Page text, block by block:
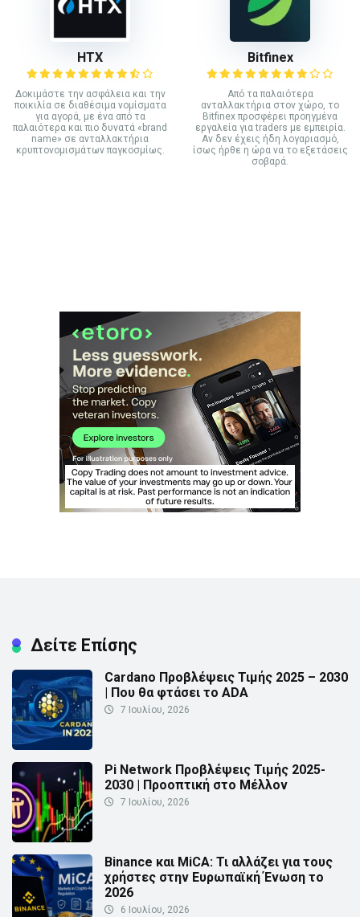
HTX
Δοκιμάστε την ασφάλεια και την
ποικιλία σε διαθέσιμα νομίσματα
για αγορά, με ένα από τα
παλαιότερα και πιο δυνατά «brand
name» σε ανταλλακτήρια
κρυπτονομισμάτων παγκοσμίως.
Bitfinex
Από τα παλαιότερα
ανταλλακτήρια στον χώρο, το
Bitfinex προσφέρει προηγμένα
εργαλεία για traders με εμπειρία.
Αν δεν έχεις ήδη λογαριασμό,
ίσως ήρθε η ώρα να το εξετάσεις
σοβαρά.
Δείτε Επίσης
Cardano Προβλέψεις Τιμής 2025 – 2030
| Που θα φτάσει το ADA
7 Ιουλίου, 2026
Pi Network Προβλέψεις Τιμής 2025-
2030 | Προοπτική στο Μέλλον
7 Ιουλίου, 2026
Binance και MiCA: Τι αλλάζει για τους
χρήστες στην Ευρωπαϊκή Ένωση το
2026
6 Ιουλίου, 2026